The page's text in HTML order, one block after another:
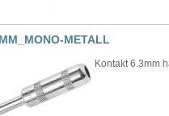
METALL
Kontakt 6.3mm